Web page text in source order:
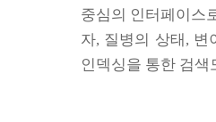
중심의 인터페이스
자, 질병의 상태 , 변
인덱싱을 통한 검색